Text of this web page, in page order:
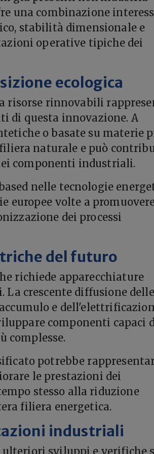
una combinazione
stabilità dimensionale e
operative tipiche dei
ecologica
risorse rinnovabili
di questa innovazione. A
o basate su materie
naturale e può
componenti industriali.
nelle tecnologie
europee volte a
dei processi
del futuro
richiede apparecchiature
crescente diffusione delle
e
componenti capaci
complesse.
potrebbe
le prestazioni dei
stesso alla riduzione
filiera energetica.
industriali
ulteriori sviluppi e verifiche